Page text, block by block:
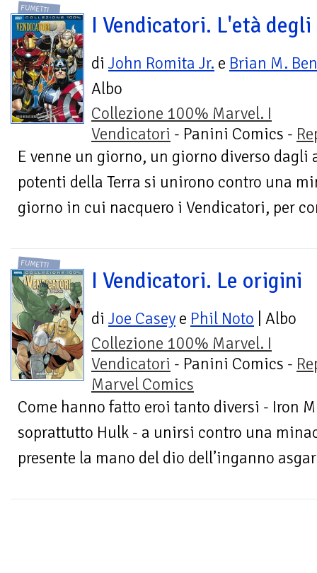
FUMETTI
I Vendicatori. L'età degli
di John Romita Jr. e Brian M.
Albo
Collezione 100% Marvel. I
Vendicatori - Panini Comics -
E venne un giorno, un giorno diverso
potenti della Terra si unirono contro una
giorno in cui nacquero i Vendicatori, per
FUMETTI
I Vendicatori. Le origini
di Joe Casey e Phil Noto | Albo
Collezione 100% Marvel. I
Vendicatori - Panini Comics -
Marvel Comics
Come hanno fatto eroi tanto diversi - Iron
soprattutto Hulk - a unirsi contro una
presente la mano del dio dell’inganno